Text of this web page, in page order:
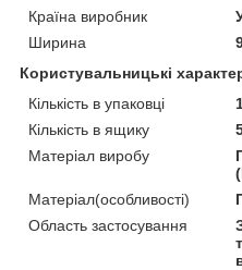
Країна виробник
Ширина
Користувальницькі
Кількість в упаковці
Кількість в ящику
Матеріал виробу
Матеріал(особливості)
Область застосування